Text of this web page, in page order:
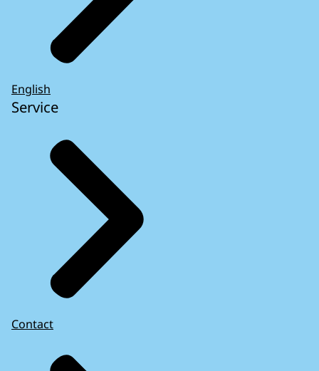
English
Service
Contact